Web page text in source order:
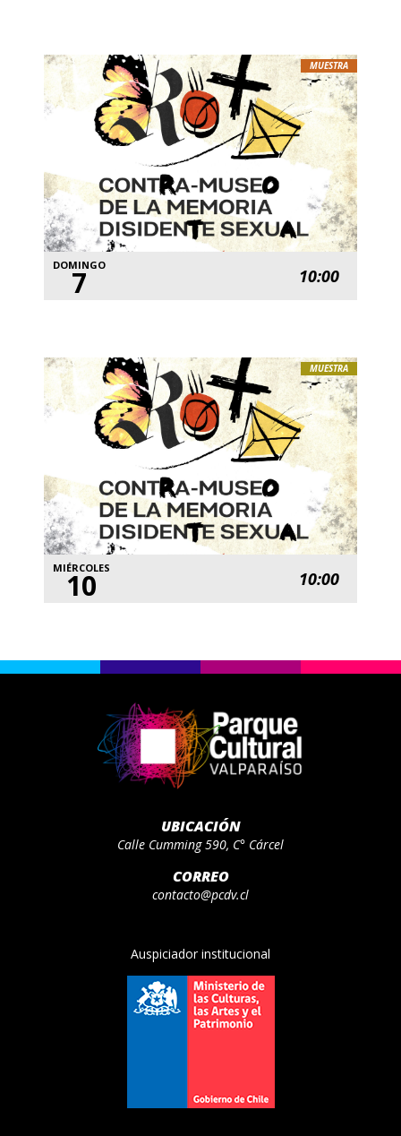
MUESTRA
DOMINGO
7 10:00
MUESTRA
MIÉRCOLES
10 10:00
UBICACIÓN
Calle Cumming 590, C° Cárcel
CORREO
contacto@pcdv.cl
Auspiciador institucional